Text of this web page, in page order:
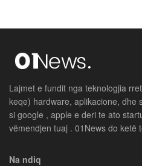
Lajmet e fundit nga teknologjia
keqe) hardware, aplikacione, dhe
si google , apple e deri te ato
vëmendjen tuaj . 01News do ketë
Na ndiq